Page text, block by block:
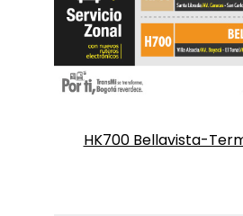
HK700 Bellavista-